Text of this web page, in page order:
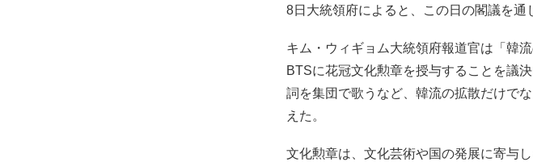
8日大統領府によると、この日の閣議を通
キム・ウィギョム大統領府報道官は「韓
BTSに花冠文化勲章を授与することを議
詞を集団で歌うなど、韓流の拡散だけで
えた。
文化勲章は、文化芸術や国の発展に寄与